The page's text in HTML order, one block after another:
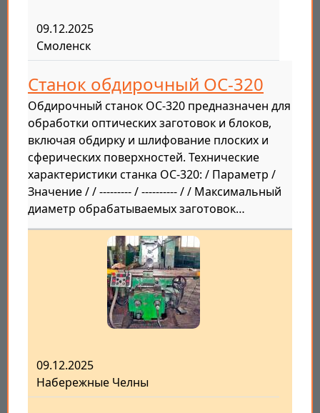
09.12.2025
Смоленск
Станок обдирочный ОС-320
Обдирочный станок ОС-320 предназначен для
обработки оптических заготовок и блоков,
включая обдирку и шлифование плоских и
сферических поверхностей. Технические
характеристики станка ОС-320: / Параметр /
Значение / / --------- / ---------- / / Максимальный
диаметр обрабатываемых заготовок…
09.12.2025
Набережные Челны